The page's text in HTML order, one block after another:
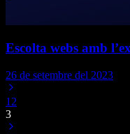
Escolta webs amb
26 de setembre del 2023
1 2
3